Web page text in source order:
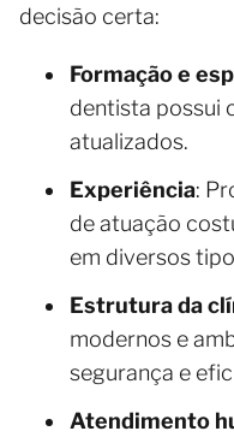
decisão certa:
Formação e
dentista possui
atualizados.
Experiência:
de atuação
em diversos
Estrutura da
modernos e
segurança e
Atendimento